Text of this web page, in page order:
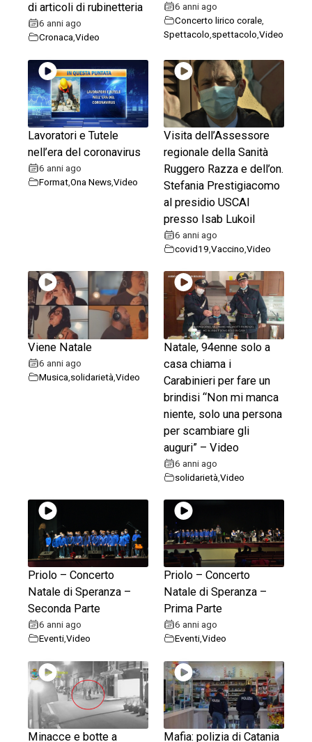
di articoli di rubinetteria
6 anni ago
Cronaca Video
6 anni ago
Concerto lirico corale
Spettacolo spettacolo ,Video
Lavoratori e Tutele
nell’era del coronavirus
6 anni ago
FormatOna NewsVideo
Visita dell’Assessore
regionale della Sanità
Ruggero Razza e dell’on.
Stefania Prestigiacomo
al presidio USCAI
presso Isab Lukoil
6 anni ago
covid19 ,Vaccino ,Video
Viene Natale
6 anni ago
Musica solidarietà Video
Natale, 94enne solo a
casa chiama i
Carabinieri per fare un
brindisi “Non mi manca
niente, solo una persona
per scambiare gli
auguri” – Video
6 anni ago
solidarietà ,Video
Priolo – Concerto
Natale di Speranza –
Seconda Parte
6 anni ago
EventiVideo
Priolo – Concerto
Natale di Speranza –
Prima Parte
6 anni ago
Eventi,Video
Minacce e botte a Mafia: polizia di Catania